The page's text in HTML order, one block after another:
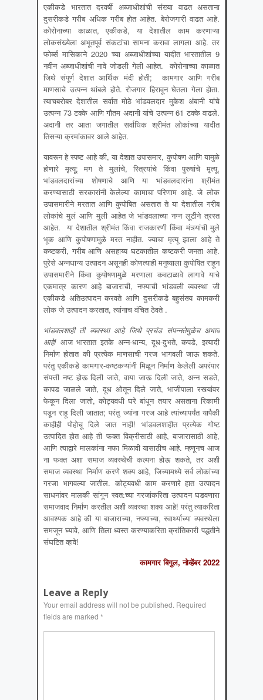
एकीकडे भारतात दरवर्षी अब्जाधीशांची संख्या वाढत असताना
दुसरीकडे गरीब अधिक गरीब होत आहेत. बेरोजगारी वाढत आहे.
कोरोनाच्या काळात, एकीकडे, या देशातील काम करणाऱ्या
लोकसंख्येला अभूतपूर्व संकटांचा सामना करावा लागला आहे. तर
फोर्ब्स मासिकाने 2020 च्या अब्जाधीशांच्या यादीत भारतातील 9
नवीन अब्जाधीशांची नावे जोडली गेली आहेत. कोरोनाच्या काळात
जिथे संपूर्ण देशात आर्थिक मंदी होती; कामगार आणि गरीब
माणसाचे उत्पन्न थांबले होते. रोजगार हिरावून घेतला गेला होता.
त्याचबरोबर देशातील सर्वात मोठे भांडवलदार मुकेश अंबानी यांचे
उत्पन्न 73 टक्के आणि गौतम अदानी यांचे उत्पन्न 61 टक्के वाढले.
अदानी तर आता जगातील सर्वाधिक श्रीमंत लोकांच्या यादीत
तिसऱ्या क्रमांकावर आले आहेत.
यावरून हे स्पष्ट आहे की, या देशात उपासमार, कुपोषण आणि यामुळे
होणारे मृत्यू; मग ते मुलांचे, स्त्रियांचे किंवा पुरुषांचे मृत्यू.
भांडवलदारांच्या शोषणाचे आणि या भांडवलदारांना श्रीमंत
करण्यासाठी सरकारांनी केलेल्या कामाचा परिणाम आहे. जे लोक
उपासमारीने मरतात आणि कुपोषित असतात ते या देशातील गरीब
लोकांचे मुलं आणि मुली आहेत जे भांडवलाच्या नग्न लूटीने त्रस्त
आहेत. या देशातील श्रीमंत किंवा राजकारणी किंवा मंत्र्यांची मुले
भूक आणि कुपोषणामुळे मरत नाहीत. ज्याचा मृत्यू झाला आहे ते
कष्टकरी, गरीब आणि असहाय्य घटकातील कष्टकरी जनता आहे.
पुरेसे अन्नधान्य उत्पादन असूनही कोणत्याही मनुष्याला कुपोषित राहून
उपासमारीने किंवा कुपोषणामुळे मरणाला कवटाळावे लागावे याचे
एकमात्र कारण आहे बाजाराची, नफ्याची भांडवली व्यवस्था जी
एकीकडे अतिउत्पादन करवते आणि दुसरीकडे बहुसंख्य कामकरी
लोक जे उत्पादन करतात, त्यांनाच वंचित ठेवते .
भांडवलशाही ती व्यवस्था आहे जिथे प्रचंड संपन्नतेमुळेच अभाव
आहे! आज भारतात इतके अन्न-धान्य, दूध-दुभते, कपडे, इत्यादी
निर्माण होतात की प्रत्येक माणसाची गरज भागवली जाऊ शकते.
परंतु एकीकडे कामगार-कष्टकऱ्यांनी मिळून निर्माण केलेली अपरंपार
संपत्ती नष्ट होऊ दिली जाते, वाया जाऊ दिली जाते, अन्न सडते,
कापड जाळले जाते, दूध ओतून दिले जाते, भाजीपाला रस्त्यांवर
फेकून दिला जातो, कोट्यवधी घरे बांधून तयार असताना रिकामी
पडून राहू दिली जातात; परंतु ज्यांना गरज आहे त्यांच्यापर्यंत यापैकी
काहीही पोहोचू दिले जात नाही! भांडवलशाहीत प्रत्येक गोष्ट
उत्पादित होत आहे ती फक्त विक्रीसाठी आहे, बाजारासाठी आहे,
आणि त्याद्वारे मालकांना नफा मिळावी यासाठीच आहे. म्हणूनच आज
ना फक्त अशा समाज व्यवस्थेची कल्पना होऊ शकते, तर अशी
समाज व्यवस्था निर्माण करणे शक्य आहे, जिच्यामध्ये सर्व लोकांच्या
गरजा भागवल्या जातील. कोट्यवधी काम करणारे हात उत्पादन
साधनांवर मालकी सांगून स्वत:च्या गरजांकरिता उत्पादन घडवणारा
समाजवाद निर्माण करतील अशी व्यवस्था शक्य आहे! परंतु त्याकरिता
आवश्यक आहे की या बाजाराच्या, नफ्याच्या, स्वार्थ्याच्या व्यवस्थेला
समजून घ्यावे, आणि तिला ध्वस्त करण्याकरिता क्रांतिकारी पद्धतीने
संघटित व्हावे!
कामगार बिगुल, नोव्हेंबर 2022
Leave a Reply
Your email address will not be published. Required
fields are marked *